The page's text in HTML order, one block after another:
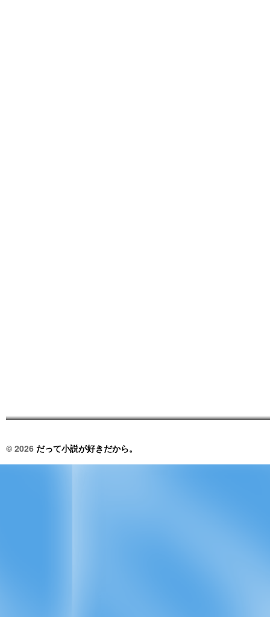
© 2026 だって小説が好きだから。